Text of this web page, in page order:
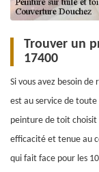
Trouver un
17400
Si vous avez besoin
est au service de
peinture de toit
efficacité et tenue au
qui fait face pour les